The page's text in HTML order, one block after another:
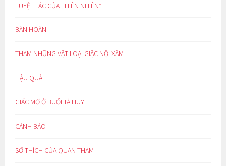
TUYỆT TÁC CỦA THIÊN NHIÊN*
BÀN HOÀN
THAM NHŨNG VẶT LOẠI GIẶC NỘI XÂM
HẬU QUẢ
GIẤC MƠ Ở BUỔI TÀ HUY
CẢNH BÁO
SỞ THÍCH CỦA QUAN THAM